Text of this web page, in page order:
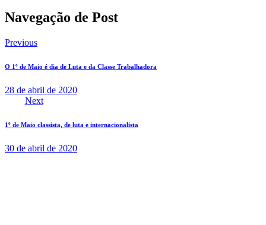
Navegação de Post
Previous
O 1º de Maio é dia de Luta e da Classe Trabalhadora
28 de abril de 2020
Next
1º de Maio classista, de luta e internacionalista
30 de abril de 2020